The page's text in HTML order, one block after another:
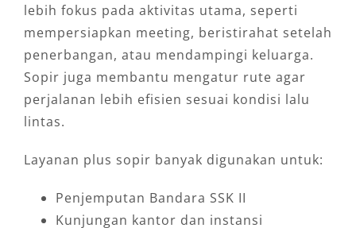
lebih fokus pada aktivitas utama, seperti
mempersiapkan meeting, beristirahat setelah
penerbangan, atau mendampingi keluarga.
Sopir juga membantu mengatur rute agar
perjalanan lebih efisien sesuai kondisi lalu
lintas.
Layanan plus sopir banyak digunakan untuk:
Penjemputan Bandara SSK II
Kunjungan kantor dan instansi